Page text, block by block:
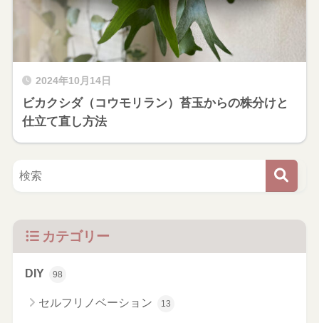
2024年10月14日
ビカクシダ（コウモリラン）苔玉からの株分けと
仕立て直し方法
カテゴリー
DIY 98
セルフリノベーション 13